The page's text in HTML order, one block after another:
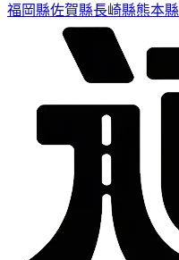
福岡縣佐賀縣長崎縣熊本縣